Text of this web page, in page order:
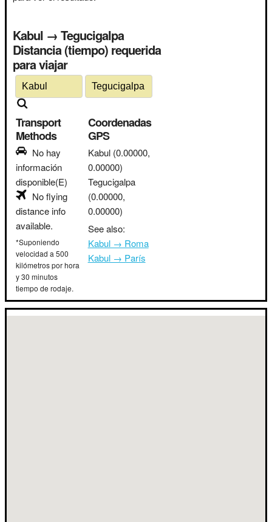
Kabul → Tegucigalpa
Distancia (tiempo) requerida
para viajar
Transport
Methods
No hay
información
disponible(E)
No flying
distance info
available.
*Suponiendo
velocidad a 500
kilómetros por hora
y 30 minutos
tiempo de rodaje.
Coordenadas
GPS
Kabul (0.00000,
0.00000)
Tegucigalpa
(0.00000,
0.00000)
See also:
Kabul → Roma
Kabul → París